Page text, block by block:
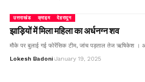
उत्तराखंड क्राइम देहरादून
झाड़ियों में मिला महिला का अर्धनग्न शव
मौके पर बुलाई गई फोरेंसिक टीम, जांच पड़ताल तेज ऋषिकेश ।
Lokesh Badoni January 19, 2025